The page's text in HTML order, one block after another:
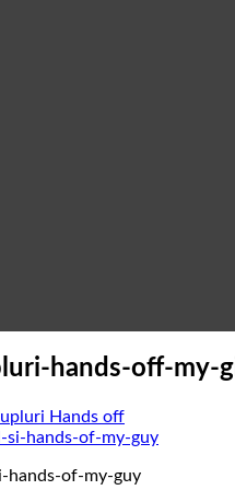
hands-off-my-
Hands off
hands-of-my-guy